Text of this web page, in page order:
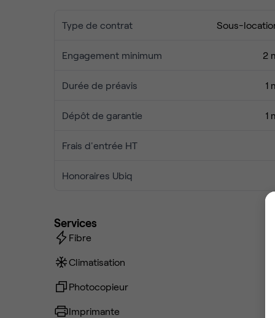
Type de contrat Sous-
Engagement minimum 2
Durée de préavis 1
Dépôt de garantie 1
Frais d'entrée HT
Honoraires Ubiq
Services
Fibre
Climatisation
Photocopieur
Imprimante